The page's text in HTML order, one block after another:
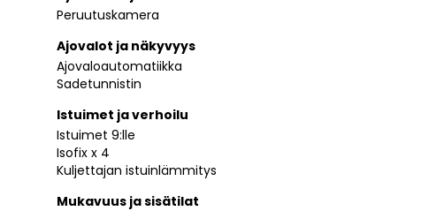
Peruutuskamera
Ajovalot ja näkyvyys
Ajovaloautomatiikka
Sadetunnistin
Istuimet ja verhoilu
Istuimet 9:lle
Isofix x 4
Kuljettajan istuinlämmitys
Mukavuus ja sisätilat